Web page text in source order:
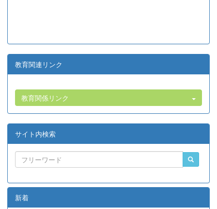
教育関連リンク
教育関係リンク
サイト内検索
新着